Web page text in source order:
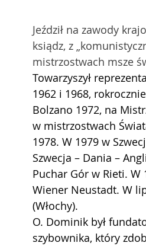
Jeździł na zawody
ksiądz, z
mistrzostwach msze
Towarzyszył
1962 i 1968,
Bolzano 1972, na
w mistrzostwach
1978. W 1979 w
Szwecja – Dania –
Puchar Gór w Rieti.
Wiener Neustadt. W
(Włochy).
O. Dominik był
szybownika, który